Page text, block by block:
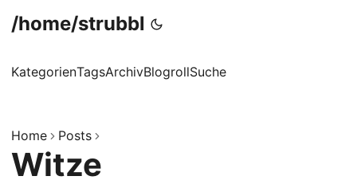
/home/strubbl
KategorienTagsArchivBlogrollSuche
Home Posts
Witze